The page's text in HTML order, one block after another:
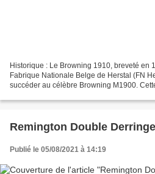
Historique : Le Browning 1910, breveté en
Fabrique Nationale Belge de Herstal (FN
succéder au célèbre Browning M1900.
Remington Double
Publié le 05/08/2021 à 14:19